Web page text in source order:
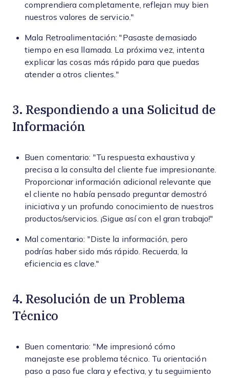
comprendiera completamente, reflejan muy bien
nuestros valores de servicio."
Mala Retroalimentación: "Pasaste demasiado
tiempo en esa llamada. La próxima vez, intenta
explicar las cosas más rápido para que puedas
atender a otros clientes."
3. Respondiendo a una Solicitud de
Información
Buen comentario: "Tu respuesta exhaustiva y
precisa a la consulta del cliente fue impresionante.
Proporcionar información adicional relevante que
el cliente no había pensado preguntar demostró
iniciativa y un profundo conocimiento de nuestros
productos/servicios. ¡Sigue así con el gran trabajo!"
Mal comentario: "Diste la información, pero
podrías haber sido más rápido. Recuerda, la
eficiencia es clave."
4. Resolución de un Problema
Técnico
Buen comentario: "Me impresionó cómo
manejaste ese problema técnico. Tu orientación
paso a paso fue clara y efectiva, y tu seguimiento